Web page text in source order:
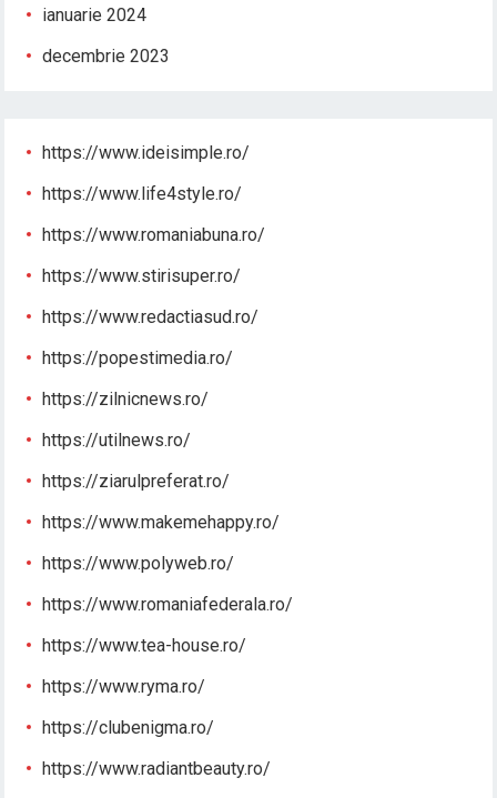
ianuarie 2024
decembrie 2023
https://www.ideisimple.ro/
https://www.life4style.ro/
https://www.romaniabuna.ro/
https://www.stirisuper.ro/
https://www.redactiasud.ro/
https://popestimedia.ro/
https://zilnicnews.ro/
https://utilnews.ro/
https://ziarulpreferat.ro/
https://www.makemehappy.ro/
https://www.polyweb.ro/
https://www.romaniafederala.ro/
https://www.tea-house.ro/
https://www.ryma.ro/
https://clubenigma.ro/
https://www.radiantbeauty.ro/